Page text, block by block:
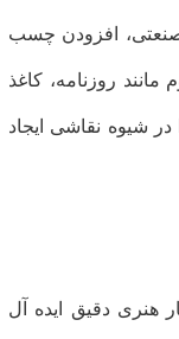
افزودن چسب
روزنامه، کاغذ
شیوه نقاشی ایجاد
هنری دقیق ایده آل